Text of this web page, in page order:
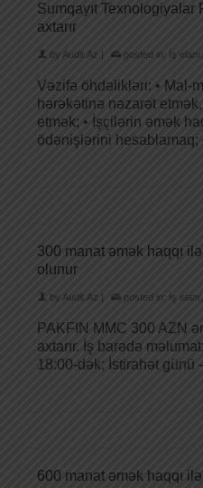
Sumqayıt Texnologiyalar
axtarır
by Audit.Az | posted in: İş elanı
Vəzifə öhdəlikləri: • Mal-
hərəkətinə nəzarət
etmək; • İşçilərin əmək
ödənişlərini hesablamaq;
300 manat əmək haqqı
olunur
by Audit.Az | posted in: İş elanı
PAKFIN MMC 300 AZN
axtarır. İş barədə
18:00-dək; İstirahət günü
600 manat əmək haqqı